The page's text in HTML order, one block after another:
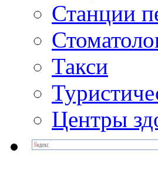
Станции
Такси
Центры